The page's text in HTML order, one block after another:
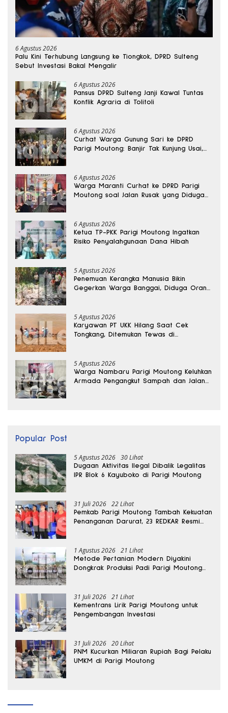
6 Agustus 2026
Palu Kini Terhubung Langsung ke Tiongkok, DPRD Sulteng
Sebut Investasi Bakal Mengalir
6 Agustus 2026
Pansus DPRD Sulteng Janji Kawal Tuntas
Konflik Agraria di Tolitoli
6 Agustus 2026
Curhat Warga Gunung Sari ke DPRD
Parigi Moutong: Banjir Tak Kunjung Usai,
6 Agustus 2026
Warga Maranti Curhat ke DPRD Parigi
Moutong soal Jalan Rusak yang Diduga
6 Agustus 2026
Ketua TP-PKK Parigi Moutong Ingatkan
Risiko Penyalahgunaan Dana Hibah
5 Agustus 2026
Penemuan Kerangka Manusia Bikin
Gegerkan Warga Banggai, Diduga Orang
5 Agustus 2026
Karyawan PT UKK Hilang Saat Cek
Tongkang, Ditemukan Tewas di
5 Agustus 2026
Warga Nambaru Parigi Moutong Keluhkan
Armada Pengangkut Sampah dan Jalan
Popular Post
5 Agustus 2026 30 Lihat
Dugaan Aktivitas Ilegal Dibalik Legalitas
IPR Blok 6 Kayuboko di Parigi Moutong
31 Juli 2026 22 Lihat
Pemkab Parigi Moutong Tambah Kekuatan
Penanganan Darurat, 23 REDKAR Resmi
1 Agustus 2026 21 Lihat
Metode Pertanian Modern Diyakini
Dongkrak Produksi Padi Parigi Moutong
31 Juli 2026 21 Lihat
Kementrans Lirik Parigi Moutong untuk
Pengembangan Investasi
31 Juli 2026 20 Lihat
PNM Kucurkan Miliaran Rupiah Bagi Pelaku
UMKM di Parigi Moutong